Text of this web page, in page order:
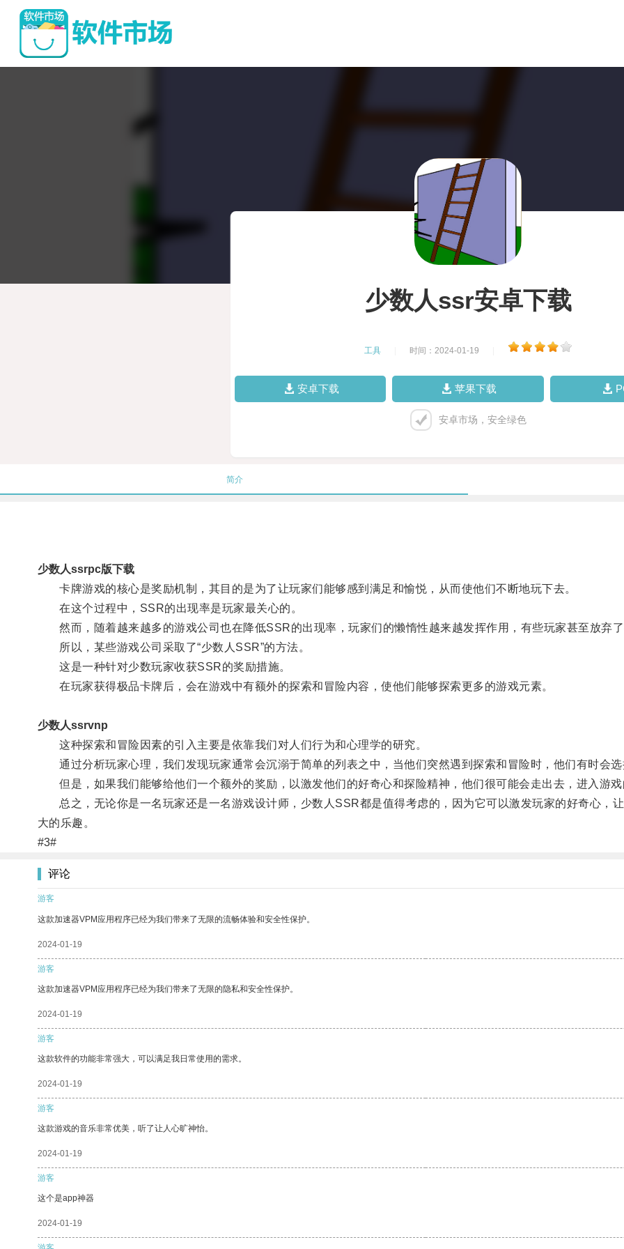
少数人ssr安卓下载
工具 时间：2024-01-19
安卓下载 苹果下载
安卓市场，安全绿色
简介
少数人ssrpc版下载
卡牌游戏的核心是奖励机制，其目的是为了让玩家们能够感到满足和愉悦，从而使他们不断地玩下去。
在这个过程中，SSR的出现率是玩家最关心的。
然而，随着越来越多的游戏公司也在降低SSR的出现率，玩家们的懒惰性越来越发挥作用，有些玩家甚至放弃了
所以，某些游戏公司采取了“少数人SSR”的方法。
这是一种针对少数玩家收获SSR的奖励措施。
在玩家获得极品卡牌后，会在游戏中有额外的探索和冒险内容，使他们能够探索更多的游戏元素。
少数人ssrvnp
这种探索和冒险因素的引入主要是依靠我们对人们行为和心理学的研究。
通过分析玩家心理，我们发现玩家通常会沉溺于简单的列表之中，当他们突然遇到探索和冒险时，他们有时会选
但是，如果我们能够给他们一个额外的奖励，以激发他们的好奇心和探险精神，他们很可能会走出去，进入游戏
总之，无论你是一名玩家还是一名游戏设计师，少数人SSR都是值得考虑的，因为它可以激发玩家的好奇心，
大的乐趣。
#3#
评论
游客
这款加速器VPM应用程序已经为我们带来了无限的流畅体验和安全性保护。
2024-01-19
游客
这款加速器VPM应用程序已经为我们带来了无限的隐私和安全性保护。
2024-01-19
游客
这款软件的功能非常强大，可以满足我日常使用的需求。
2024-01-19
游客
这款游戏的音乐非常优美，听了让人心旷神怡。
2024-01-19
游客
这个是app神器
2024-01-19